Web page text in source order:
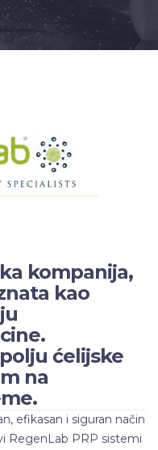
kompanija,
kao
ćelijske
na
efikasan i siguran način
RegenLab PRP sistemi